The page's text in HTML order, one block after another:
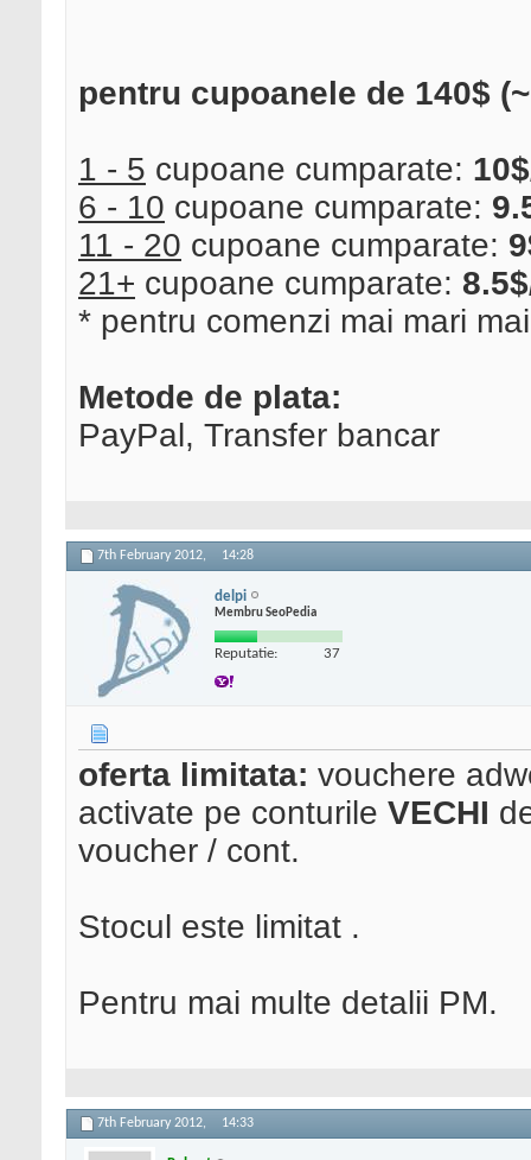
pentru cupoanele de 140$
1 - 5 cupoane cumparate:
6 - 10 cupoane cumparate:
11 - 20 cupoane cumparate:
21+ cupoane cumparate:
* pentru comenzi mai mari
Metode de plata:
PayPal, Transfer bancar
7th February 2012, 14:28
delpi
Membru SeoPedia
Reputatie: 37
oferta limitata: vouchere
activate pe conturile VECHI
voucher / cont.
Stocul este limitat .
Pentru mai multe detalii PM.
7th February 2012, 14:33